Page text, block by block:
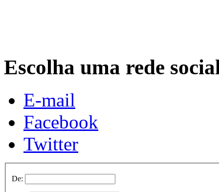
Escolha uma rede
E-mail
Facebook
Twitter
De: